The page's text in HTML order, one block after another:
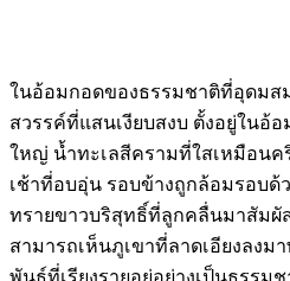
ในอ้อมกอดของธรรมชาติที่อุดมส
สวรรค์ที่แสนเงียบสงบ ตั้งอยู่ในอ้
ใหญ่ น้ำทะเลสีครามที่ใสเหมือน
เช้าที่อบอุ่น รอบข้างถูกล้อมรอบด้
ทรายขาวบริสุทธิ์ที่ลูกคลื่นมาสัมผัส
สามารถเห็นภูเขาที่ลาดเอียงลงม
พันธุ์ที่เรียงรายอยู่อย่างเป็นธรรม